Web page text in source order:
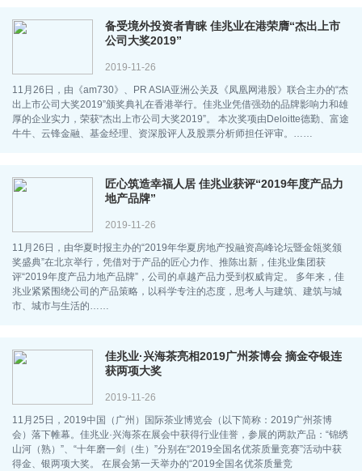
备受境外投资者青睐 佳兆业在港荣膺“杰出上市
公司大奖2019”
2019-11-26
11月26日，由《am730》、PR ASIA亚洲公关及《凤凰网港股》联合主办的“杰
出上市公司大奖2019”颁奖典礼在香港举行。佳兆业凭借强劲的品牌影响力和雄
厚的企业实力，荣获“杰出上市公司大奖2019”。 本次奖项由Deloitte德勤、富途
牛牛、云锋金融、基金经理、资深股评人及股票分析师担任评审。……
匠心筑造幸福人居 佳兆业获评“2019年度产品力
地产品牌”
2019-11-26
11月26日，由华夏时报主办的“2019年华夏房地产投融资高峰论坛暨金瓴奖颁
奖盛典”在北京举行，凭借对于产品的匠心力作、推陈出新，佳兆业集团获
评“2019年度产品力地产品牌”，公司的卓越产品力受到权威肯定。 多年来，佳
兆业紧紧围绕公司的产品策略，以科学专注的态度，思考人与建筑、建筑与城
市、城市与生活的……
佳兆业·兴海茶亮相2019广州茶博会 摘金夺银连
获两项大奖
2019-11-26
11月25日，2019中国（广州）国际茶业博览会（以下简称：2019广州茶博
会）落下帷幕。佳兆业·兴海茶在展会中获得行业佳誉，参展的两款产品：“锦绣
山河（熟）”、“十年磨一剑（生）”分别在“2019全国名优茶质量竞赛”活动中获
得金、银两项大奖。 在展会第一天举办的“2019全国名优茶质量竞